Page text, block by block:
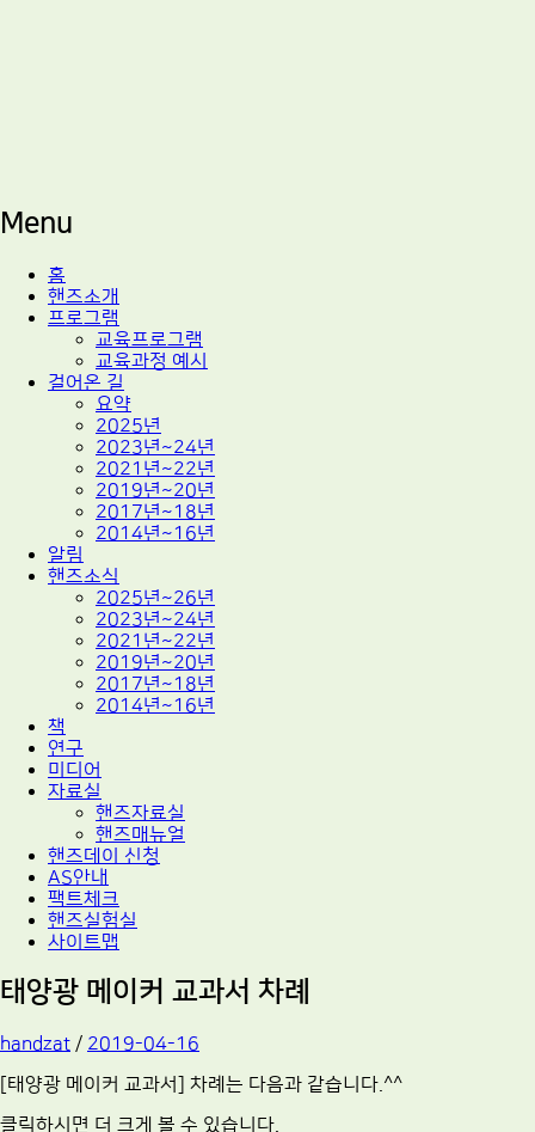
Menu
Skip
content
홈
핸즈소개
프로그램
교육프로그램
교육과정 예시
걸어온 길
요약
2025년
2023년~24년
2021년~22년
2019년~20년
2017년~18년
2014년~16년
알림
핸즈소식
2025년~26년
2023년~24년
2021년~22년
2019년~20년
2017년~18년
2014년~16년
책
연구
미디어
자료실
핸즈자료실
핸즈매뉴얼
핸즈데이 신청
AS안내
팩트체크
핸즈실험실
사이트맵
태양광 메이커 교과서 차례
handzat / 2019-04-16
[태양광 메이커 교과서] 차례는 다음과 같습니다.^^
클릭하시면 더 크게 볼 수 있습니다.